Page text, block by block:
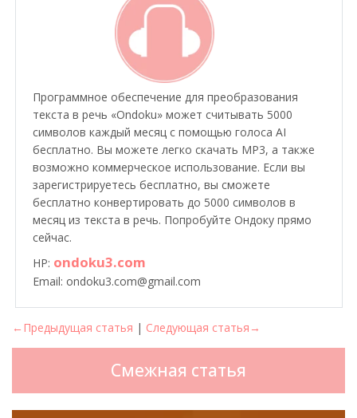
Программное обеспечение для преобразования
текста в речь «Ondoku» может считывать 5000
символов каждый месяц с помощью голоса AI
бесплатно. Вы можете легко скачать MP3, а также
возможно коммерческое использование. Если вы
зарегистрируетесь бесплатно, вы сможете
бесплатно конвертировать до 5000 символов в
месяц из текста в речь. Попробуйте Ондоку прямо
сейчас.
HP: ondoku3.com
Email: ondoku3.com@gmail.com
←Предыдущая статья | Следующая статья→
Смежная статья